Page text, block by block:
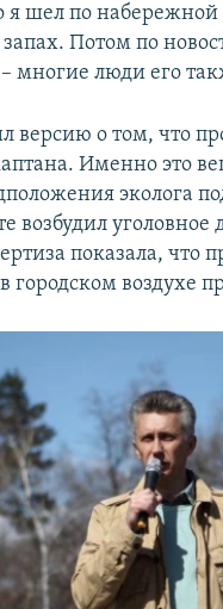
я шел по набережной
Потом по
многие люди его
версию о том, что
Именно это
эколога
возбудил уголовное
показала, что
городском воздухе